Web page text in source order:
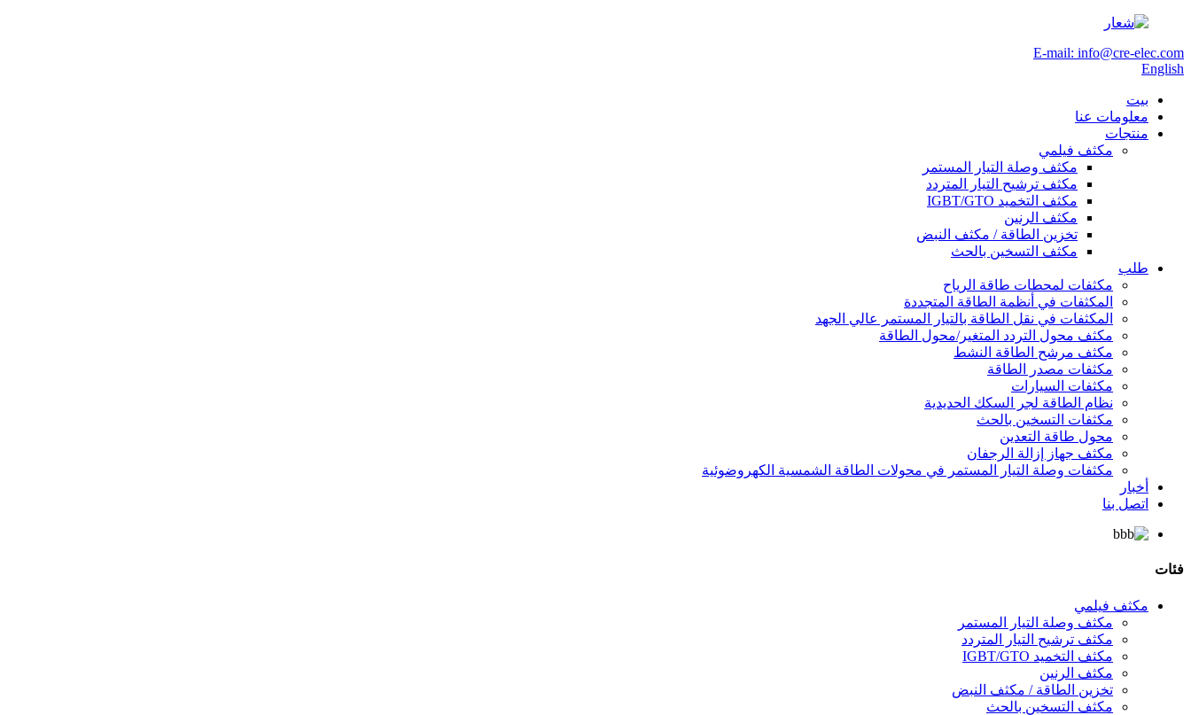
E-mail: info@cre-elec.com
English
بيت
معلومات عنا
منتجات
مكثف فيلمي
مكثف وصلة التيار المستمر
مكثف ترشيح التيار المتردد
مكثف التخميد IGBT/GTO
مكثف الرنين
تخزين الطاقة / مكثف النبض
مكثف التسخين بالحث
طلب
مكثفات لمحطات طاقة الرياح
المكثفات في أنظمة الطاقة المتجددة
المكثفات في نقل الطاقة بالتيار المستمر عالي الجهد
مكثف محول التردد المتغير/محول الطاقة
مكثف مرشح الطاقة النشط
مكثفات مصدر الطاقة
مكثفات السيارات
نظام الطاقة لجر السكك الحديدية
مكثفات التسخين بالحث
محول طاقة التعدين
مكثف جهاز إزالة الرجفان
مكثفات وصلة التيار المستمر في محولات الطاقة الشمسية الكهروضوئية
أخبار
اتصل بنا
فئات
مكثف فيلمي
مكثف وصلة التيار المستمر
مكثف ترشيح التيار المتردد
مكثف التخميد IGBT/GTO
مكثف الرنين
تخزين الطاقة / مكثف النبض
مكثف التسخين بالحث